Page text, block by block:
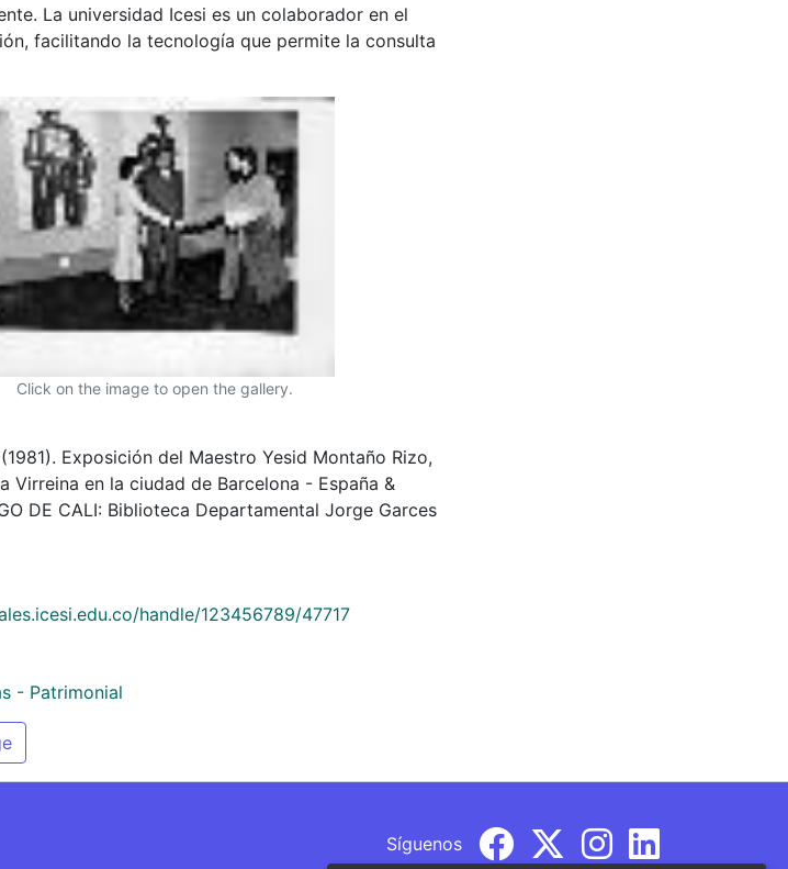
La universidad Icesi es un colaborador en el
facilitando la tecnología que permite la consulta
Click on the image to open the gallery.
(1981). Exposición del Maestro Yesid Montaño Rizo,
Virreina en la ciudad de Barcelona - España &
DE CALI: Biblioteca Departamental Jorge Garces
handle/123456789/47717
- Patrimonial
Síguenos